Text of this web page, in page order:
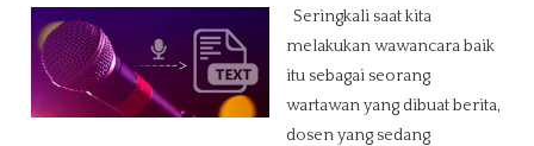
Seringkali saat kita
melakukan wawancara baik
itu sebagai seorang
wartawan yang dibuat berita,
dosen yang sedang